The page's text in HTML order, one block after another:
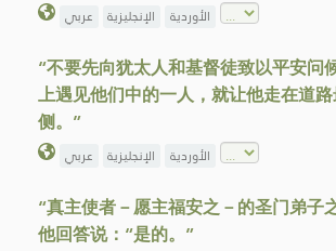
عربي الإنجليزية الأوردية
“不要先向犹太人和基督徒致以平安问
上遇见他们中的一人，就让他走在道
侧。”
عربي الإنجليزية الأوردية
“真主使者－愿主福安之－的圣门弟子
他回答说：“是的。”